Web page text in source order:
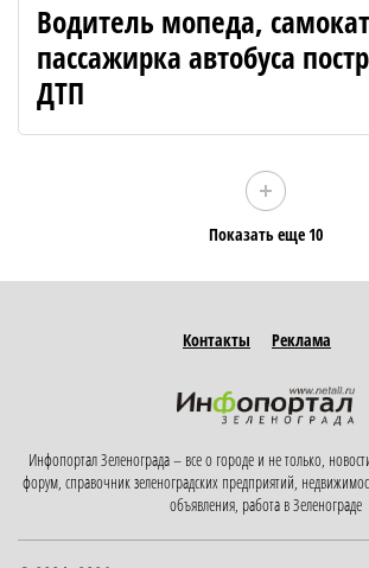
Водитель мопеда,
пассажирка автобуса
ДТП
Показать еще 10
Контакты Реклама
Инфопортал Зеленограда – все о городе и не только,
форум, справочник зеленоградских предприятий,
объявления, работа в Зеленограде